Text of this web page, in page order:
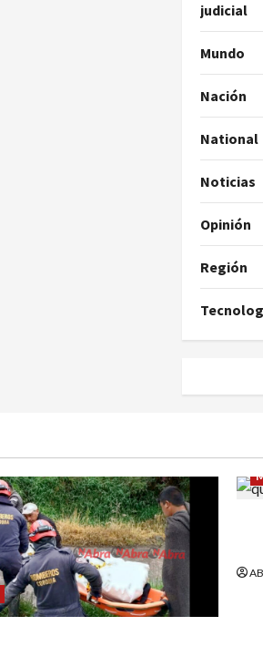
judicial
Mundo
Nación
National
Noticias
Opinión
Región